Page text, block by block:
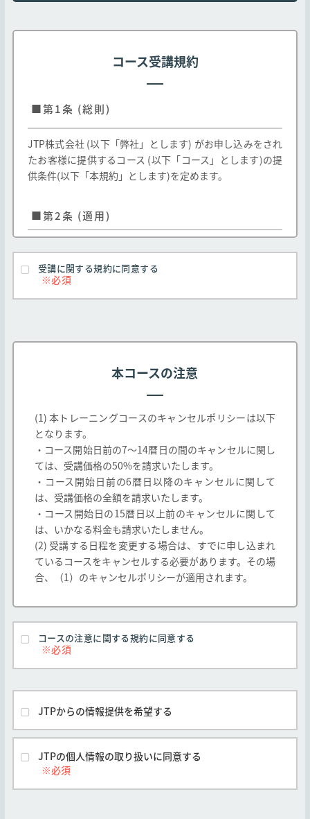
コース受講規約
■第1条 (総則)
JTP株式会社 (以下「弊社」とします) がお申し込みをされ
たお客様に提供するコース (以下「コース」とします)の提
供条件(以下「本規約」とします)を定めます。
■第2条 (適用)
弊社のお客様に対する弊社コースの提供はお客様
が本規約のすべての条項に同意することを条件と
します
載されるコース及び、弊社教育パンフレット等に
ンフレット等に掲載されたコースであっても、以
下各号に定めるコースの取り扱いについては以下
一社研修としてのみ提供されるコースは弊社と
お客様間で別途締結する契約に基づき提供され
るものとし、本規約は適用されません。
弊社以外の第三者が提供し、弊社が受講の取次
のみを行う(以下「他社開催」とします、また当
該第三者を「他社」とします)コースは、本規約
と他社の定める契約条件の両方が適用されるも
のとします。但し、本規約と他社の定める契約
条件が異なる場合は他社の契約条件が本規約に
優先して適用されます。
約を変更できるものとします。なお、この場合
弊社はただちに弊社Webサイトに変更後の規約
を掲示するものとします。但し、本規約の変更
前に申し込みがなされたコースについては、本
規約の変更期日後の実施または提供であって
されるものとします。
弊社とお客様間で別途の合意がなされた場合を
除き、すべてのコースに対し本規約が適用され
他社開催のコースは他社の定める契約条件がそ
れぞれ本条に優先して適用されるものとし、本
号は適用されません。
受講に関する規約に同意する
本コースの注意
(1) 本トレーニングコースのキャンセルポリシーは以下
となります。
・コース開始日前の7～14暦日の間のキャンセルに関し
ては、受講価格の50%を請求いたします。
・コース開始日前の6暦日以降のキャンセルに関して
は、受講価格の全額を請求いたします。
・コース開始日の15暦日以上前のキャンセルに関して
は、いかなる料金も請求いたしません。
(2) 受講する日程を変更する場合は、すでに申し込まれ
ているコースをキャンセルする必要があります。その場
合、（1）のキャンセルポリシーが適用されます。
コースの注意に関する規約に同意する
JTPからの情報提供を希望する
JTPの個人情報の取り扱いに同意する